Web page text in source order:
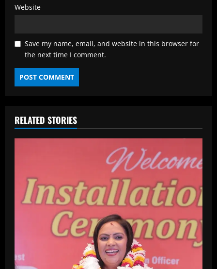
Website
Save my name, email, and website in this browser for
the next time I comment.
RELATED STORIES